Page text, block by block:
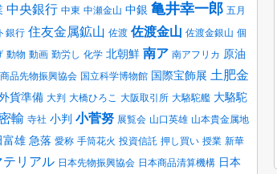
中央銀行 中東 中瀬金山 中銀 亀井幸一郎 五月
銀行 住友金属鉱山 佐渡 佐渡金山 佐渡金銀山 個
動物 動画 勤労し 化学 北朝鮮 南ア 南アフリカ 原油
商品先物振興協会 国立科学博物館 国際宝飾展 土肥金
貨準備 大判 大橋ひろこ 大阪取引所 大駱駝艦 大駱駝
密輸 寺社 小判 小菅努 展覧会 山口英雄 山本貴金属地
富雄 急落 愛称 手筒花火 投資信託 押し買い 授業 新華
テリアル 日本先物振興協会 日本商品清算機構 日本